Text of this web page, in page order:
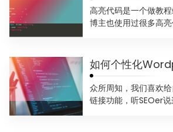
高亮代码是一个做教
博主也使用过很多高
如何个性化
众所周知，我们喜欢
链接功能，听SEOer